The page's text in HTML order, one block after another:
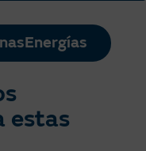
estas